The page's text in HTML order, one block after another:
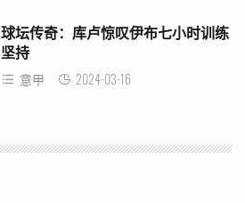
球坛传奇：库卢惊叹伊布七小时训练
坚持
意甲 2024-03-16